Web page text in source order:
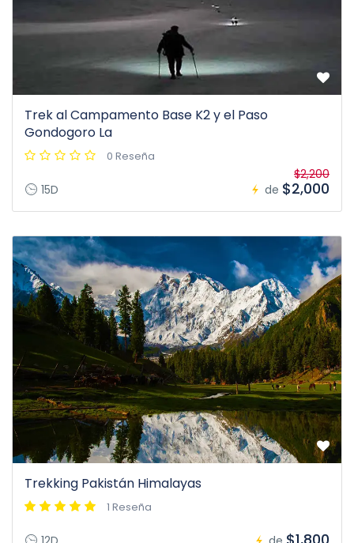
Trek al Campamento Base K2 y el Paso
Gondogoro La
0 Reseña
15D de
$2,200
$2,000
Trekking Pakistán Himalayas
1 Reseña